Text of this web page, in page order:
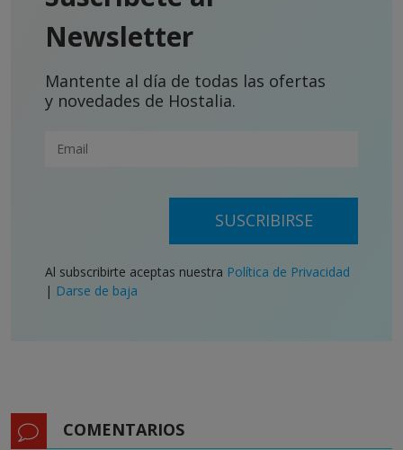
Newsletter
Mantente al día de todas las ofertas
y novedades de Hostalia.
SUSCRIBIRSE
Al subscribirte aceptas nuestra Política de Privacidad
| Darse de baja
COMENTARIOS